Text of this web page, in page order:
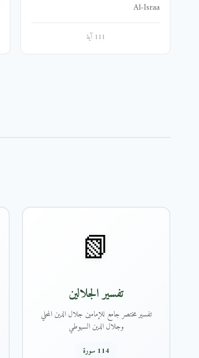
Al-Israa
111 آية
📗
تفسير الجلالين
تفسير مختصر جامع للإمامين جلال الدين المحلي
وجلال الدين السيوطي
114 سورة